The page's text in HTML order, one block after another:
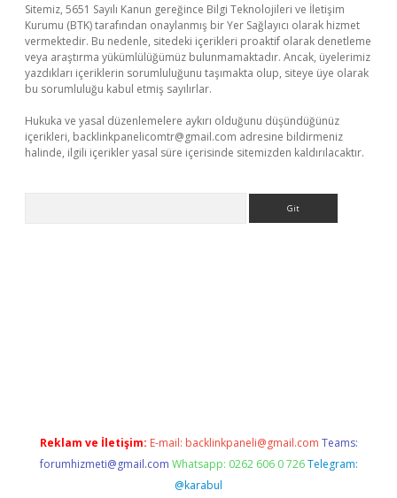
Sitemiz, 5651 Sayılı Kanun gereğince Bilgi Teknolojileri ve İletişim
Kurumu (BTK) tarafından onaylanmış bir Yer Sağlayıcı olarak hizmet
vermektedir. Bu nedenle, sitedeki içerikleri proaktif olarak denetleme
veya araştırma yükümlülüğümüz bulunmamaktadır. Ancak, üyelerimiz
yazdıkları içeriklerin sorumluluğunu taşımakta olup, siteye üye olarak
bu sorumluluğu kabul etmiş sayılırlar.
Hukuka ve yasal düzenlemelere aykırı olduğunu düşündüğünüz
içerikleri, backlinkpanelicomtr@gmail.com adresine bildirmeniz
halinde, ilgili içerikler yasal süre içerisinde sitemizden kaldırılacaktır.
Reklam ve İletişim: E-mail: backlinkpaneli@gmail.com Teams:
forumhizmeti@gmail.com Whatsapp: 0262 606 0 726 Telegram:
@karabul